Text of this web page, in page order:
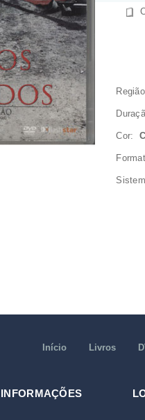
Cor:
Início Livros
INFORMAÇÕES